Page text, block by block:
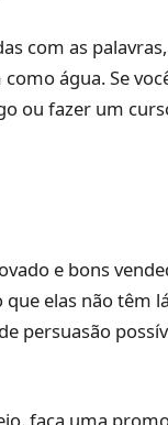
com as
água. Se
ou fazer um
e bons
elas não têm
persuasão